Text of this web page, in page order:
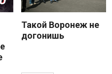
Такой Воронеж не
догонишь